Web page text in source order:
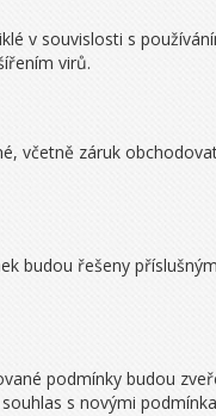
v souvislosti s
virů.
včetně záruk
budou řešeny
podmínky budou
s novými